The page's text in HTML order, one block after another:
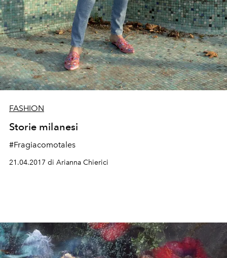
FASHION
Storie milanesi
#Fragiacomotales
21.04.2017 di Arianna Chierici